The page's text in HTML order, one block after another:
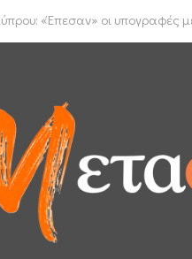
«Έπεσαν» οι υπογραφές
στην προστασία των